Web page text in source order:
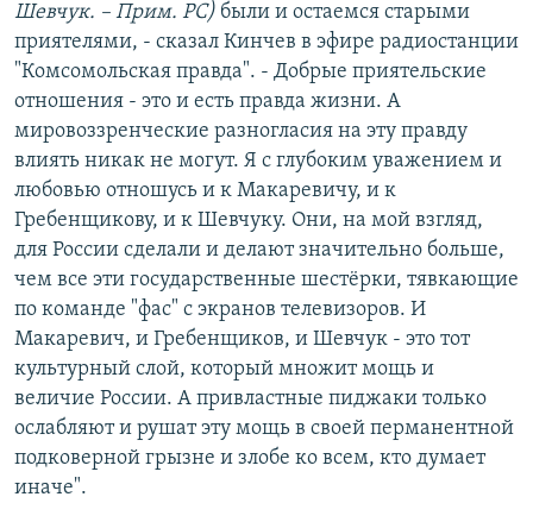
Шевчук. – Прим. РС) были и остаемся старыми
приятелями, - сказал Кинчев в эфире радиостанции
"Комсомольская правда". - Добрые приятельские
отношения - это и есть правда жизни. А
мировоззренческие разногласия на эту правду
влиять никак не могут. Я с глубоким уважением и
любовью отношусь и к Макаревичу, и к
Гребенщикову, и к Шевчуку. Они, на мой взгляд,
для России сделали и делают значительно больше,
чем все эти государственные шестёрки, тявкающие
по команде "фас" с экранов телевизоров. И
Макаревич, и Гребенщиков, и Шевчук - это тот
культурный слой, который множит мощь и
величие России. А привластные пиджаки только
ослабляют и рушат эту мощь в своей перманентной
подковерной грызне и злобе ко всем, кто думает
иначе".